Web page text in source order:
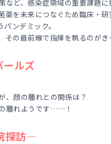
ど、感染症領域の重要課題に
を未来につなぐため臨床・研
ンデミック。
の最前線で指揮を執るのがき
ールズ
、顔の腫れとの関係は？
腫れようです……！
探訪―